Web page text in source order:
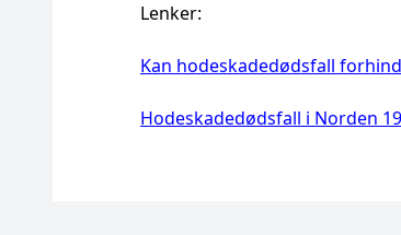
Lenker:
Kan hodeskadedødsfall
Hodeskadedødsfall i Norden